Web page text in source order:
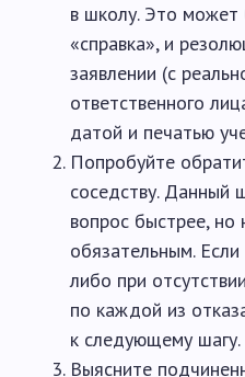
в школу. Это может
«справка», и
заявлении (с
ответственного
датой и печатью
Попробуйте
соседству. Данный
вопрос быстрее, но
обязательным.
либо при
по каждой из
к следующему шагу.
Выясните